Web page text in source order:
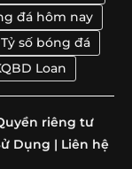
đá hôm nay
Tỷ số bóng đá
Loan
riêng tư
Dụng | Liên hệ